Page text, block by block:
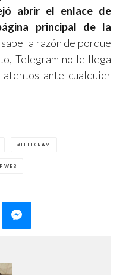
abrir el enlace de
principal de la
la razón de porque
Telegram no le llega
atentos ante cualquier
TELEGRAM
WEB